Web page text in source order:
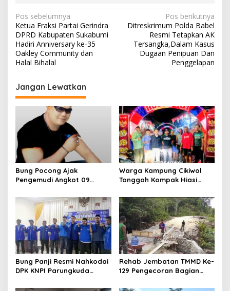
N
a
v
i
a
s
p
o
s
Pos sebelumnya
Ketua Fraksi Partai Gerindra
DPRD Kabupaten Sukabumi
Hadiri Anniversary ke-35
Oakley Community dan
Halal Bihalal
Pos berikutnya
Ditreskrimum Polda Babel
Resmi Tetapkan AK
Tersangka,Dalam Kasus
Dugaan Penipuan Dan
Penggelapan
Jangan Lewatkan
Bung Pocong Ajak
Pengemudi Angkot 09
Melintas hingga Labora
Warga Kampung Cikiwol
Tonggoh Kompak Hiasi
ke-81
Bung Panji Resmi Nahkodai
DPK KNPI Parungkuda
Rehab Jembatan TMMD Ke-
129 Pengecoran Bagian
Rampung, Akses